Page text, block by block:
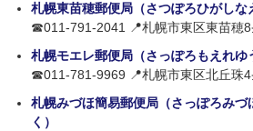
札幌東苗穂郵便局（さつぽろひがしな
☎011-791-2041 📍札幌市東区東苗穂
札幌モエレ郵便局（さっぽろもえれゆ
☎011-781-9969 📍札幌市東区北丘珠
札幌みづほ簡易郵便局（さっぽろみづ
く）